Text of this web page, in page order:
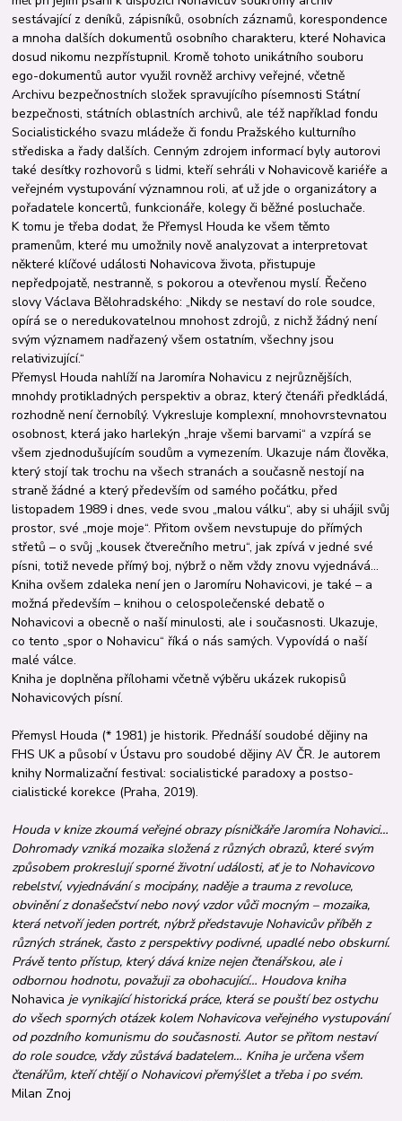
sestávající z deníků, zápisníků, osobních záznamů, korespondence
a mnoha dalších dokumentů osobního charakteru, které Nohavica
dosud nikomu nezpřístupnil. Kromě tohoto unikátního souboru
ego-dokumentů autor využil rovněž archivy veřejné, včetně
Archivu bezpečnostních složek spravu­jícího písemnosti Státní
bezpečnosti, státních oblastních archivů, ale též například fondu
Socialistického svazu mládeže či fondu Pražského kulturního
střediska a řady dalších. Cenným zdrojem informací byly autorovi
také desítky rozhovorů s lidmi, kteří sehráli v Nohavicově kariéře a
veřejném vystupování významnou roli, ať už jde o organizátory a
pořadatele koncertů, funkcio­náře, kolegy či běžné posluchače.
K tomu je třeba dodat, že Přemysl Houda ke všem těmto
pramenům, které mu umožnily nově analyzovat a interpretovat
některé klíčové události Nohavicova života, přistupuje
nepředpojatě, nestranně, s pokorou a otevřenou myslí. Řečeno
slovy Václava Bělohrad­ského: „Nikdy se nestaví do role soudce,
opírá se o neredukovatelnou mnohost zdrojů, z nichž žádný není
svým významem nadřazený všem ostatním, všechny jsou
relativizující.“
Přemysl Houda nahlíží na Jaromíra Nohavicu z nejrůznějších,
mnohdy protikladných perspektiv a obraz, který čtenáři předkládá,
rozhodně není černobílý. Vykresluje komplexní, mnohovrstevnatou
osobnost, která jako harlekýn „hraje všemi barvami“ a vzpírá se
všem zjednodušujícím soudům a vymezením. Ukazuje nám člověka,
který stojí tak trochu na všech stranách a současně nestojí na
straně žádné a který především od samého počátku, před
listopadem 1989 i dnes, vede svou „malou válku“, aby si uhájil svůj
prostor, své „moje moje“. Přitom ovšem nevstupuje do přímých
střetů – o svůj „kousek čtverečního metru“, jak zpívá v jedné své
písni, totiž nevede přímý boj, nýbrž o něm vždy znovu vyjednává…
Kniha ovšem zdaleka není jen o Jaromíru Nohavicovi, je také – a
možná především – knihou o celospolečenské debatě o
Nohavicovi a obecně o naší minulosti, ale i současnosti. Ukazuje,
co tento „spor o Nohavicu“ říká o nás samých. Vypovídá o naší
malé válce.
Kniha je doplněna přílohami včetně výběru ukázek rukopisů
Nohavicových písní.
Přemysl Houda (* 1981) je historik. Přednáší soudobé dějiny na
FHS UK a působí v Ústavu pro soudobé dějiny AV ČR. Je autorem
knihy Normalizační festival: socialistické paradoxy a postso­
cialistické korekce (Praha, 2019).
Houda v knize zkoumá veřejné obrazy písničkáře Jaromíra Nohavici…
Dohromady vzniká mozaika složená z různých obrazů, které svým
způsobem prokreslují sporné životní události, ať je to Nohavicovo
rebelství, vyjednávání s mocipány, naděje a trauma z revoluce,
obvinění z donašečství nebo nový vzdor vůči mocným – mozaika,
která netvoří jeden portrét, nýbrž představuje Nohavicův příběh z
různých stránek, často z perspektivy podivné, upadlé nebo obskurní.
Právě tento přístup, který dává knize nejen čtenářskou, ale i
odbornou hodnotu, považuji za obohacující… Houdova kniha
Nohavica je vynikající historická práce, která se pouští bez ostychu
do všech sporných otázek kolem Nohavicova veřejného vystupování
od pozdního komunismu do současnosti. Autor se přitom nestaví
do role soudce, vždy zůstává badatelem… Kniha je určena všem
čtenářům, kteří chtějí o Nohavicovi přemýšlet a třeba i po svém.
Milan Znoj